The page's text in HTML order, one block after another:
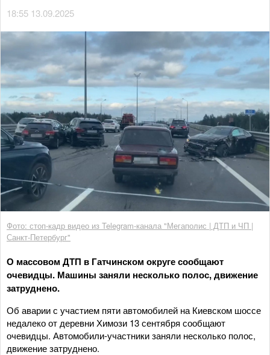
18:55 13.09.2025
Фото: стоп-кадр видео из Telegram-канала "Мегаполис | ДТП и ЧП |
Санкт-Петербург"
О массовом ДТП в Гатчинском округе сообщают
очевидцы. Машины заняли несколько полос, движение
затруднено.
Об аварии с участием пяти автомобилей на Киевском шоссе
недалеко от деревни Химози 13 сентября сообщают
очевидцы. Автомобили-участники заняли несколько полос,
движение затруднено.